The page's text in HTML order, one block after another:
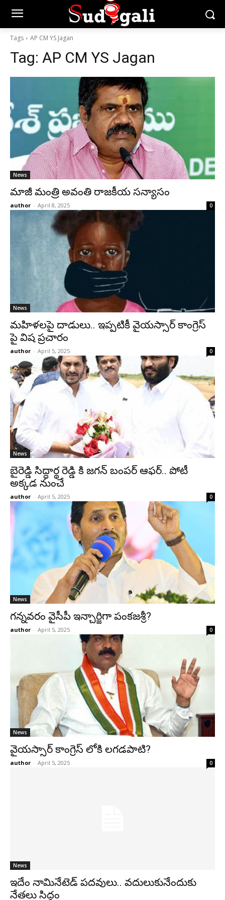
Tags AP CM YS Jagan
Tag: AP CM YS Jagan
News
మాజీ మంత్రి అవంతి రాజకీయ సన్యాసం
author - April 8, 2025 0
News
మహిళలపై దాడులు.. ఇప్పటికీ వైయస్సార్ కాంగ్రెస్
పై విష ప్రచారం
author - April 5, 2025 0
News
బైరెడ్డి సిద్ధార్థ రెడ్డి కి జగన్ బంపర్ ఆఫర్.. పోటీ
అక్కడ నుంచే
author - April 5, 2025 0
News
గన్నవరం వైసీపీ ఇన్చార్జిగా పంకజశ్రీ?
author - April 5, 2025 0
News
వైయస్సార్ కాంగ్రెస్ లోకి లగడపాటి?
author - April 5, 2025 0
News
ఇదేం నామినేటెడ్ పదవులు.. వదులుకునేందుకు
నేతలు సిద్ధం